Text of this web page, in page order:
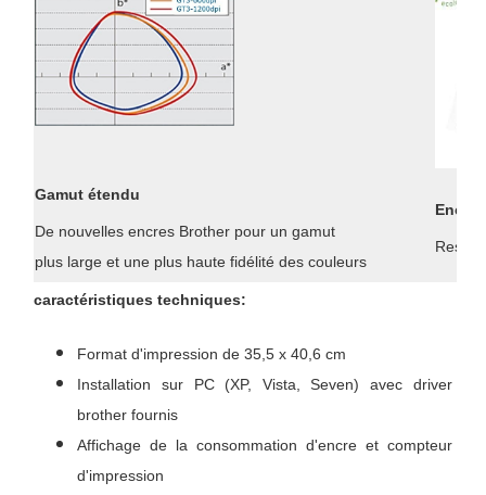
Gamut étendu
De nouvelles encres Brother pour un gamut
plus large et une plus haute fidélité des couleurs
Encre
caractéristiques techniques:
Format d'impression de 35,5 x 40,6 cm
Installation sur PC (XP, Vista, Seven) avec driver
brother fournis
Affichage de la consommation d'encre et compteur
d'impression